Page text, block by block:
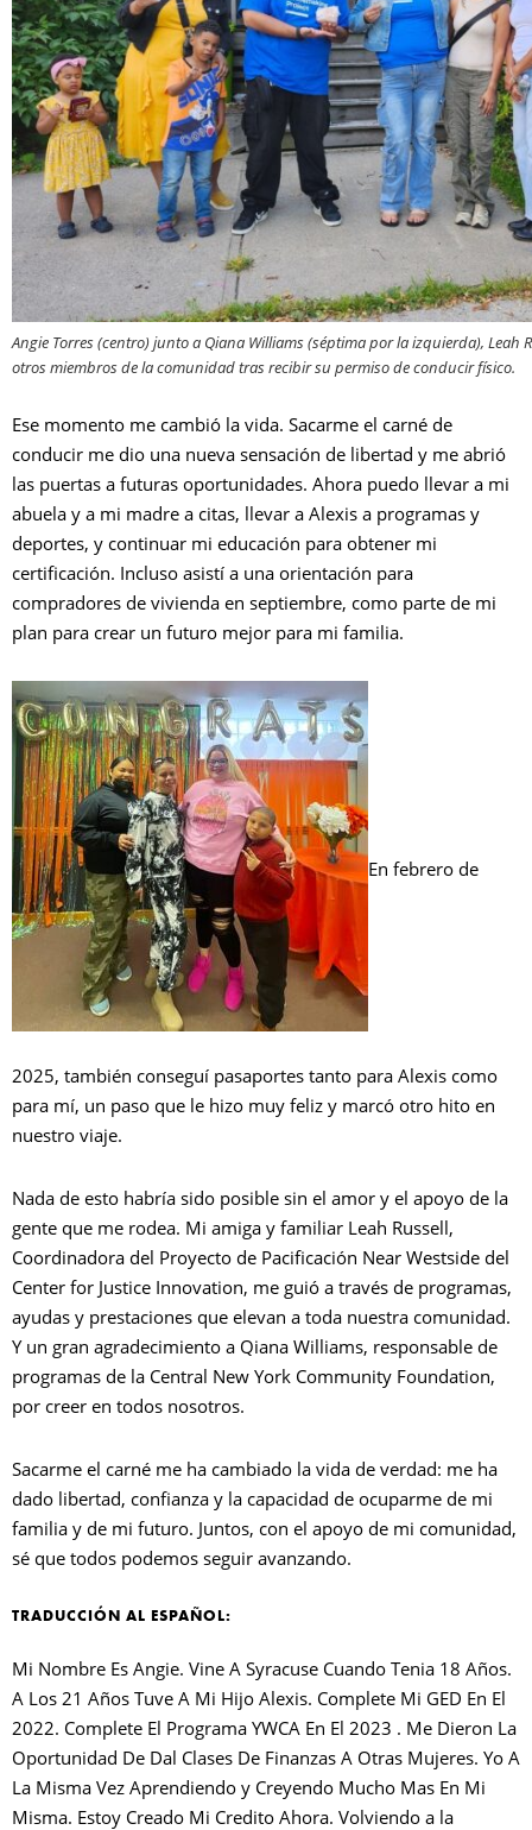
Angie Torres (centro) junto a Qiana Williams (séptima por la izquierda), Leah
otros miembros de la comunidad tras recibir su permiso de conducir físico.
Ese momento me cambió la vida. Sacarme el carné de
conducir me dio una nueva sensación de libertad y me abrió
las puertas a futuras oportunidades. Ahora puedo llevar a mi
abuela y a mi madre a citas, llevar a Alexis a programas y
deportes, y continuar mi educación para obtener mi
certificación. Incluso asistí a una orientación para
compradores de vivienda en septiembre, como parte de mi
plan para crear un futuro mejor para mi familia.
En febrero de
2025, también conseguí pasaportes tanto para Alexis como
para mí, un paso que le hizo muy feliz y marcó otro hito en
nuestro viaje.
Nada de esto habría sido posible sin el amor y el apoyo de la
gente que me rodea. Mi amiga y familiar Leah Russell,
Coordinadora del Proyecto de Pacificación Near Westside del
Center for Justice Innovation, me guió a través de programas,
ayudas y prestaciones que elevan a toda nuestra comunidad.
Y un gran agradecimiento a Qiana Williams, responsable de
programas de la Central New York Community Foundation,
por creer en todos nosotros.
Sacarme el carné me ha cambiado la vida de verdad: me ha
dado libertad, confianza y la capacidad de ocuparme de mi
familia y de mi futuro. Juntos, con el apoyo de mi comunidad,
sé que todos podemos seguir avanzando.
TRADUCCIÓN AL ESPAÑOL:
Mi Nombre Es Angie. Vine A Syracuse Cuando Tenia 18 Años.
A Los 21 Años Tuve A Mi Hijo Alexis. Complete Mi GED En El
2022. Complete El Programa YWCA En El 2023 . Me Dieron La
Oportunidad De Dal Clases De Finanzas A Otras Mujeres. Yo A
La Misma Vez Aprendiendo y Creyendo Mucho Mas En Mi
Misma. Estoy Creado Mi Credito Ahora. Volviendo a la